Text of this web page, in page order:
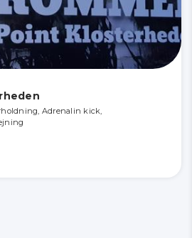
Adrenalin kick,